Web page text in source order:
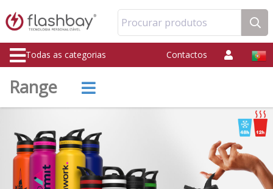
Procurar produtos
Todas as categorias Contactos
Range